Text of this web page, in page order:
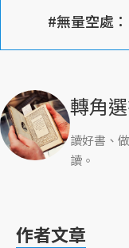
#無量空處
轉角
讀好書、
讀。
作者文章